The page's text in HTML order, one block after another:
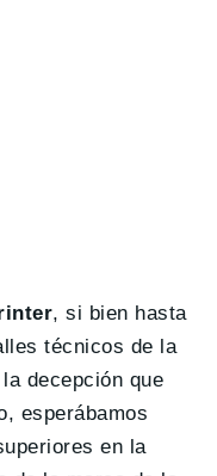
, si bien hasta
técnicos de la
decepción que
esperábamos
en la